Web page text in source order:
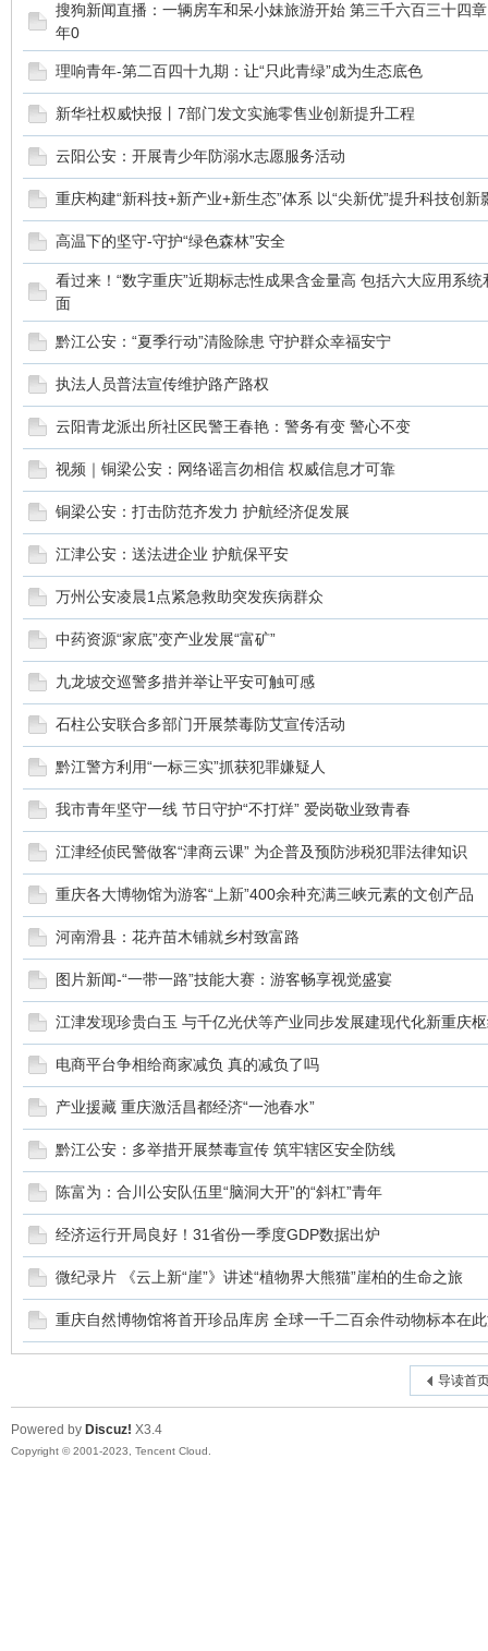
搜狗新闻直播：一辆房车和呆小妹旅游开始 第三千六百三十四
年0
理响青年-第二百四十九期：让“只此青绿”成为生态底色
新华社权威快报丨7部门发文实施零售业创新提升工程
云阳公安：开展青少年防溺水志愿服务活动
重庆构建“新科技+新产业+新生态”体系 以“尖新优”提升科技创新
高温下的坚守-守护“绿色森林”安全
看过来！“数字重庆”近期标志性成果含金量高 包括六大应用系
面
黔江公安：“夏季行动”清险除患 守护群众幸福安宁
执法人员普法宣传维护路产路权
云阳青龙派出所社区民警王春艳：警务有变 警心不变
视频｜铜梁公安：网络谣言勿相信 权威信息才可靠
铜梁公安：打击防范齐发力 护航经济促发展
江津公安：送法进企业 护航保平安
万州公安凌晨1点紧急救助突发疾病群众
中药资源“家底”变产业发展“富矿”
九龙坡交巡警多措并举让平安可触可感
石柱公安联合多部门开展禁毒防艾宣传活动
黔江警方利用“一标三实”抓获犯罪嫌疑人
我市青年坚守一线 节日守护“不打烊” 爱岗敬业致青春
江津经侦民警做客“津商云课” 为企普及预防涉税犯罪法律知识
重庆各大博物馆为游客“上新”400余种充满三峡元素的文创产品
河南滑县：花卉苗木铺就乡村致富路
图片新闻-“一带一路”技能大赛：游客畅享视觉盛宴
江津发现珍贵白玉 与千亿光伏等产业同步发展建现代化新重庆
电商平台争相给商家减负 真的减负了吗
产业援藏 重庆激活昌都经济“一池春水”
黔江公安：多举措开展禁毒宣传 筑牢辖区安全防线
陈富为：合川公安队伍里“脑洞大开”的“斜杠”青年
经济运行开局良好！31省份一季度GDP数据出炉
微纪录片 《云上新“崖”》讲述“植物界大熊猫”崖柏的生命之旅
重庆自然博物馆将首开珍品库房 全球一千二百余件动物标本在
导读首
Powered by Discuz! X3.4
Copyright © 2001-2023, Tencent Cloud.